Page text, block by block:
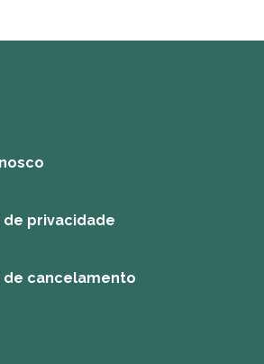
de privacidade
de cancelamento